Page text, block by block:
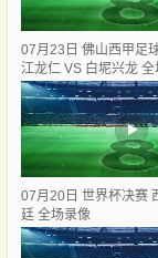
07月23日 佛山西甲足
江龙仁 VS 白坭兴龙 全
07月20日 世界杯决赛
廷 全场录像